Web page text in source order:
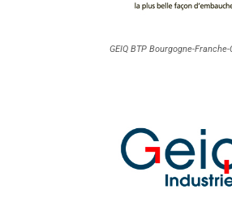
GEIQ BTP Bourgogne-Franche-